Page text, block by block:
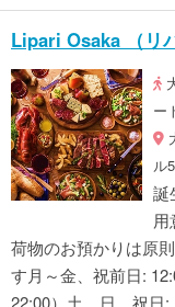
Lipari Osaka （リ
ー
ル
誕
荷物のお預かりは原
す月～金、祝前日:
22:00）土、日、祝日